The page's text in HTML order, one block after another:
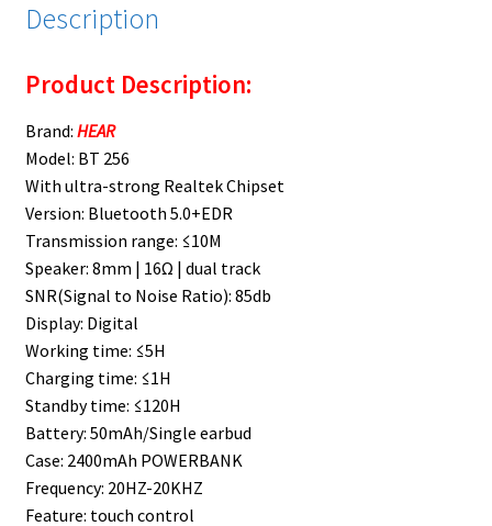
Description
Product Description:
Brand: HEAR
Model: BT 256
With ultra-strong Realtek Chipset
Version: Bluetooth 5.0+EDR
Transmission range: ≤10M
Speaker: 8mm | 16Ω | dual track
SNR(Signal to Noise Ratio): 85db
Display: Digital
Working time: ≤5H
Charging time: ≤1H
Standby time: ≤120H
Battery: 50mAh/Single earbud
Case: 2400mAh POWERBANK
Frequency: 20HZ-20KHZ
Feature: touch control